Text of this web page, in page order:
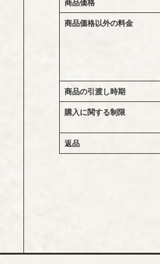
商品価格以外の料金
商品の引渡し時期
購入に関する制限
返品